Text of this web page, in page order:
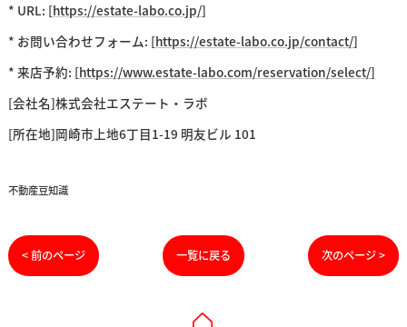
* URL: [https://estate-labo.co.jp/]
* お問い合わせフォーム: [https://estate-labo.co.jp/contact/]
* 来店予約: [https://www.estate-labo.com/reservation/select/]
[会社名]株式会社エステート・ラボ
[所在地]岡崎市上地6丁目1-19 明友ビル 101
不動産豆知識
< 前のページ 一覧に戻る 次のページ >